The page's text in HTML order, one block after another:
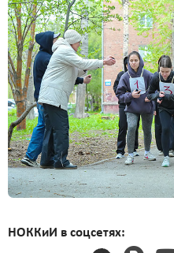
НОККиИ в соцсетях: